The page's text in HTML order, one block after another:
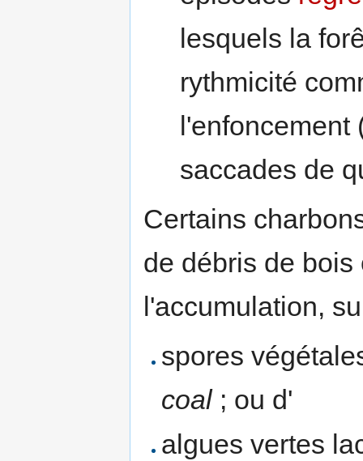
lesquels la
rythmicité
l'enfoncement
saccades de
Certains
de débris de
l'accumulation,
spores
coal; ou d'
algues vertes